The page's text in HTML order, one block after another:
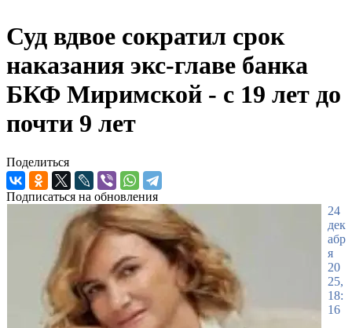
Суд вдвое сократил срок
наказания экс-главе банка
БКФ Миримской - с 19 лет до
почти 9 лет
Поделиться
Подписаться на обновления
24
дек
абр
я
20
25,
18:
16